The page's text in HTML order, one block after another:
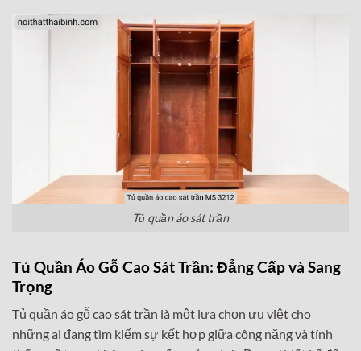
Tủ quần áo sát trần
Tủ Quần Áo Gỗ Cao Sát Trần: Đẳng Cấp và Sang
Trọng
Tủ quần áo gỗ cao sát trần là một lựa chọn ưu việt cho
những ai đang tìm kiếm sự kết hợp giữa công năng và tính